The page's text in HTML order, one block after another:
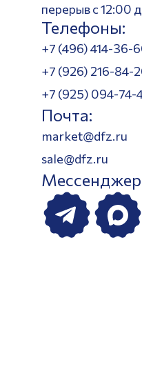
перерыв с 12:00
Телефоны:
+7 (496) 414-36-
+7 (926) 216-84-
+7 (925) 094-74-
Почта:
market@dfz.ru
sale@dfz.ru